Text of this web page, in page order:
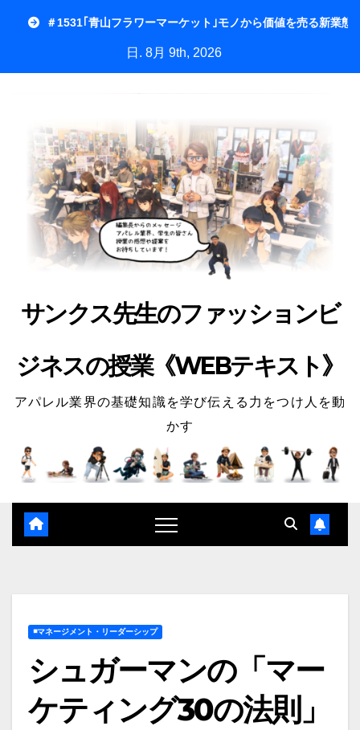
＃1531｢青山フラワーマーケット｣モノから価値を売る新業態
日. 8月 9th, 2026
サンクス先生のファッションビ
ジネスの授業《WEBテキスト》
アパレル業界の基礎知識を学び伝える力をつけ人を動
かす
◾️マネージメント・リーダーシップ
シュガーマンの「マー
ケティング30の法則」